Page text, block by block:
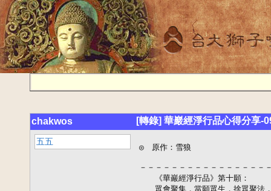
chakwos [轉錄] 華巖經淨行品心得分享-
五五
◎　原作：雪狼
－－－－－－－－－－－－－－－－
《華巖經淨行品》第十願：
眾會聚集，當願眾生，捨眾聚法